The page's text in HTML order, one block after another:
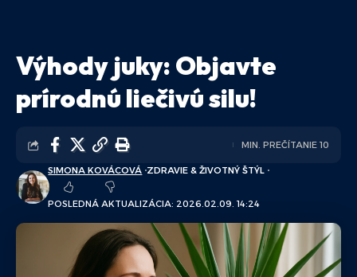
Výhody juky: Objavte
prírodnú liečivú silu!
POSLEDNÁ AKTUALIZÁCIA: 2026.02.09. 14:24
SIMONA KOVÁCOVÁ ZDRAVIE & ŽIVOTNÝ ŠTÝL
MIN. PREČÍTANIE 10